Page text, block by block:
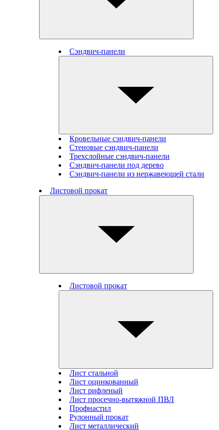
Сэндвич-панели
Кровельные сэндвич-панели
Стеновые cэндвич-панели
Трехслойные сэндвич-панели
Сэндвич-панели под дерево
Сэндвич-панели из нержавеющей стали
Листовой прокат
Листовой прокат
Лист стальной
Лист оцинкованный
Лист рифленый
Лист просечно-вытяжной ПВЛ
Профнастил
Рулонный прокат
Лист металлический